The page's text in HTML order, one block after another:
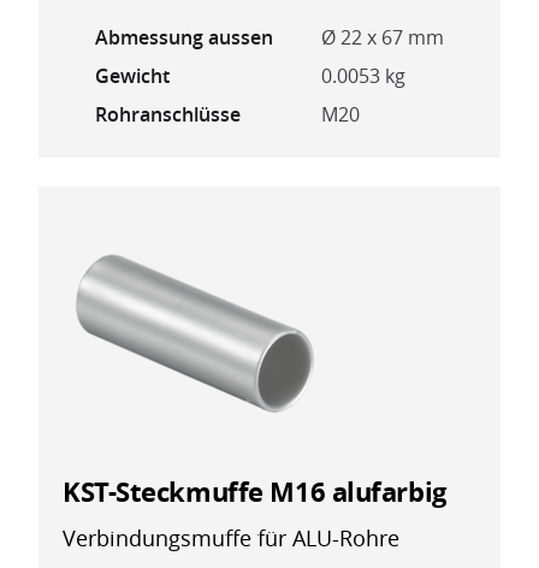
Abmessung aussen
Ø 22 x 67 mm
Gewicht
0.0053 kg
Rohranschlüsse
M20
KST-Steckmuffe M16 alufarbig
Verbindungsmuffe für ALU-Rohre